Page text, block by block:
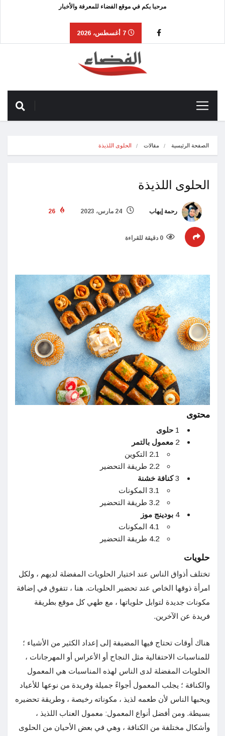
مرحبا بكم في موقع الفضاء للمعرفة والأخبار
الصفحة الرئيسية مقالات الحلوى اللذيذة
الحلوى اللذيذة
رحمة إيهاب
0 دقيقة للقراءة
محتوى
1 حلوى
2 معمول بالتمر
2.1 التكوين
2.2 طريقة التحضير
3 كنافة خشنة
3.1 المكونات
3.2 طريقة التحضير
4 بودينج موز
4.1 المكونات
4.2 طريقة التحضير
حلويات
تختلف أذواق الناس عند اختيار الحلويات المفضلة لديهم ، ولكل
امرأة ذوقها الخاص عند تحضير الحلويات. هنا ، تتفوق في إضافة
مكونات جديدة لتوابل حلوياتها ، مع طهي كل موقع بطريقة
فريدة عن الآخرين.
هناك أوقات تحتاج فيها المضيفة إلى إعداد الكثير من الأشياء ؛
للمناسبات الاحتفالية مثل النجاح أو الأعراس أو المهرجانات ،
الحلويات المفضلة لدى الناس لهذه المناسبات هي المعمول
والكنافة ؛ يجلب المعمول أجواءً جميلة وفريدة من نوعها للأعياد
ويحبها الناس لأن طعمه لذيذ ، مكوناته رخيصة ، وطريقة تحضيره
بسيطة. ومن أفضل أنواع المعمول: معمول العناب اللذيذ ،
وأشكال مختلفة من الكنافة ، وهي في بعض الأحيان من الحلوى